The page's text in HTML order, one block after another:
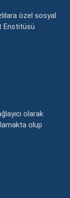
özel sosyal
Enstitüsü
olarak
olup